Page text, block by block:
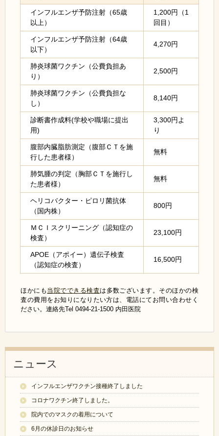
インフルエンザ予防注射（65歳
以上）
1,200円（1
回目）
インフルエンザ予防注射（64歳
以下）
4,270円
肺炎球菌ワクチン（公費負担あ
り）
2,500円
肺炎球菌ワクチン（公費負担な
し）
8,140円
診断書作成料(学校や職場に提出
用)
3,300円よ
り
腹部内臓脂肪測定（腹部ＣＴを施
行した患者様）
無料
肺気腫の判定（胸部ＣＴを施行し
た患者様）
無料
ヘリコバクター・ピロリ菌抗体
（国内株）
800円
ＭＣＩスクリーニング（認知症の
検査）
23,100円
APOE（アポイー）遺伝子検査
（認知症の検査）
16,500円
ほかにも 当院でできる検査は多数ございます。そのほかの検
査の費用をお知りになりたい方は、電話にてお問い合わせく
ださい。連絡先Tel 0494-21-1500 内田医院
ニュース
インフルエンザワクチン接種終了しました
コロナワクチン終了しました。
院内でのマスクの着用について
6月の休診日のお知らせ